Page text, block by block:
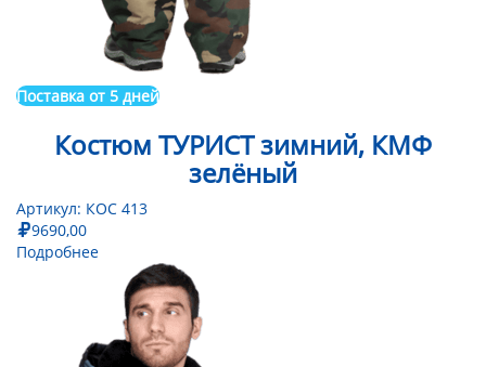
Поставка от 5 дней
Костюм ТУРИСТ зимний, КМФ
зелёный
Артикул: КОС 413
9690,00
Подробнее